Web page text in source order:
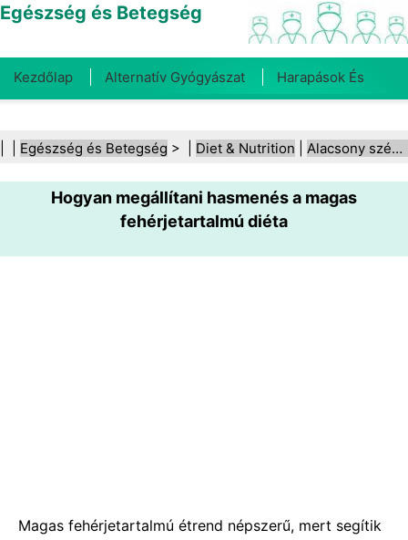
Egészség és Betegség
Kezdőlap Alternatív Gyógyászat Harapások És
Fogegészség Diéta És Táplálkozás Családi
Egészség Egészségügyi Ágazat Mentális Egészség
Egészség és Betegség > | Diet & Nutrition Alacsony szénhidráttartalmú diéták
Hogyan megállítani hasmenés a magas
fehérjetartalmú diéta
Magas fehérjetartalmú étrend népszerű, mert segítik